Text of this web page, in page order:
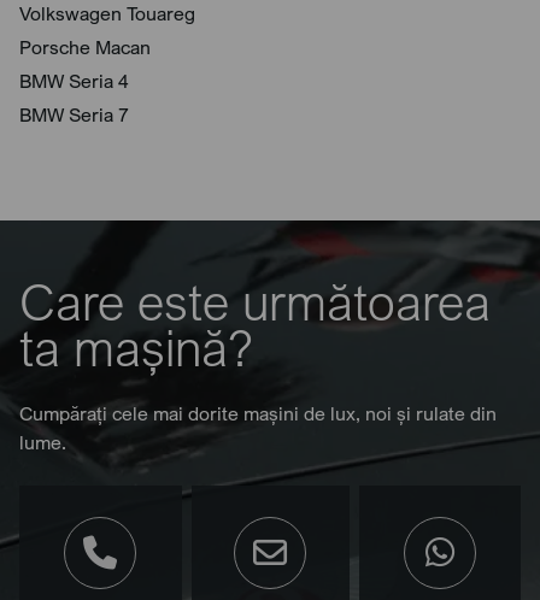
Volkswagen Touareg
Porsche Macan
BMW Seria 4
BMW Seria 7
Care este următoarea
ta mașină?
Cumpărați cele mai dorite mașini de lux, noi și rulate din
lume.